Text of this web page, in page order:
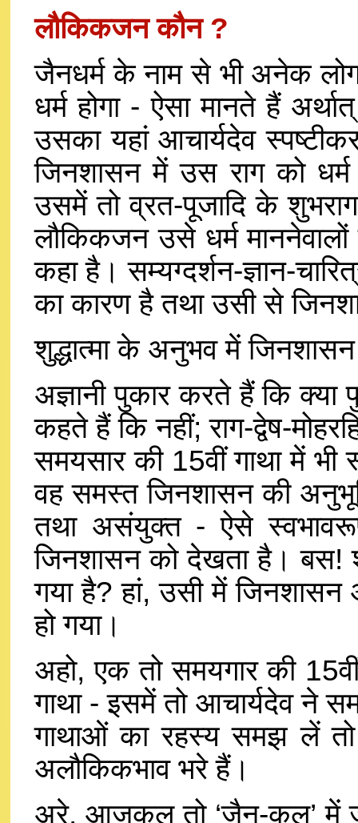
लौकिकजन कौन ?
जैनधर्म के नाम से भी अनेक
धर्म होगा - ऐसा मानते हैं
उसका यहां आचार्यदेव
जिनशासन में उस राग को धर्म
उसमें तो व्रत-पूजादि के
लौकिकजन उसे धर्म
कहा है। सम्यग्दर्शन-ज्ञान-
का कारण है तथा उसी से
शुद्धात्मा के अनुभव में जिनशासन
अज्ञानी पुकार करते हैं कि
कहते हैं कि नहीं; राग-द्वेष-
समयसार की 15वीं गाथा में भी
वह समस्त जिनशासन की
तथा असंयुक्त - ऐसे
जिनशासन को देखता है। बस!
गया है? हां, उसी में
हो गया।
अहो, एक तो समयगार की
गाथा - इसमें तो आचार्यदेव ने
गाथाओं का रहस्य समझ लें तो
अलौकिकभाव भरे हैं।
अरे, आजकल तो ‘जैन-कुल’ में